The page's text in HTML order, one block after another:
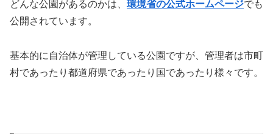
どんな公園があるのかは、 環境省の公式ホームページでも
公開されています。
基本的に自治体が管理している公園ですが、管理者は市町
村であったり都道府県であったり国であったり様々です。